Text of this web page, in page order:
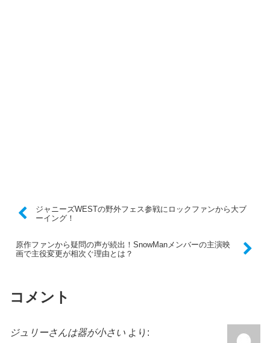
ジャニーズWESTの野外フェス参戦にロックファンから大ブ
ーイング！
原作ファンから疑問の声が続出！SnowManメンバーの主演映
画で主役変更が相次ぐ理由とは？
コメント
ジュリーさんは器が小さい より: